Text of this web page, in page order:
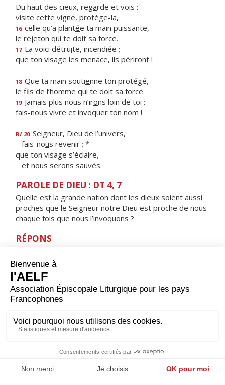
Du haut des cieux, regarde et vois :
visite cette vigne, protège-la,
16 celle qu’a plantée ta main puissante,
le rejeton qui te doit sa force.
17 La voici détruite, incendiée ;
que ton visage les menace, ils périront !
18 Que ta main soutienne ton protégé,
le fils de l’homme qui te doit sa force.
19 Jamais plus nous n’irons loin de toi :
fais-nous vivre et invoquer ton nom !
R/ 20 Seigneur, Dieu de l’univers,
fais-nous revenir ; *
que ton visage s’éclaire,
et nous serons sauvés.
PAROLE DE DIEU : DT 4, 7
Quelle est la grande nation dont les dieux soient aussi
proches que le Seigneur notre Dieu est proche de nous
chaque fois que nous l’invoquons ?
RÉPONS
il écoute leur cri, il les sauve.
ORAISON
Dieu éternel et tout-puissant, en qui rien n’est sombre
ni obscur, communique ta lumière à nos cœurs : en
ta route d’un cœur léger. Par Jésus, le Christ, notre